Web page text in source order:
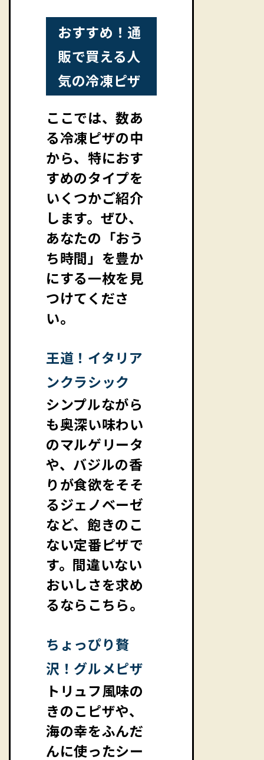
おすすめ！通
販で買える人
気の冷凍ピザ
ここでは、数あ
る冷凍ピザの中
から、特におす
すめのタイプを
いくつかご紹介
します。ぜひ、
あなたの「おう
ち時間」を豊か
にする一枚を見
つけてくださ
い。
王道！イタリア
ンクラシック
シンプルながら
も奥深い味わい
のマルゲリータ
や、バジルの香
りが食欲をそそ
るジェノベーゼ
など、飽きのこ
ない定番ピザで
す。間違いない
おいしさを求め
るならこちら。
ちょっぴり贅
沢！グルメピザ
トリュフ風味の
きのこピザや、
海の幸をふんだ
んに使ったシー